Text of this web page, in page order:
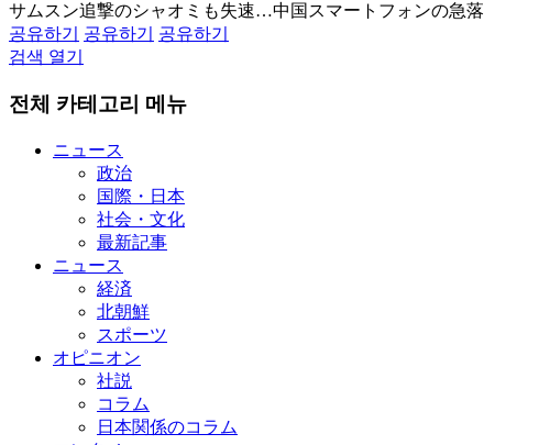
サムスン追撃のシャオミも失速…中国スマートフォンの急落
공유하기
공유하기
공유하기
검색 열기
전체 카테고리 메뉴
ニュース
政治
国際・日本
社会・文化
最新記事
ニュース
経済
北朝鮮
スポーツ
オピニオン
社説
コラム
日本関係のコラム